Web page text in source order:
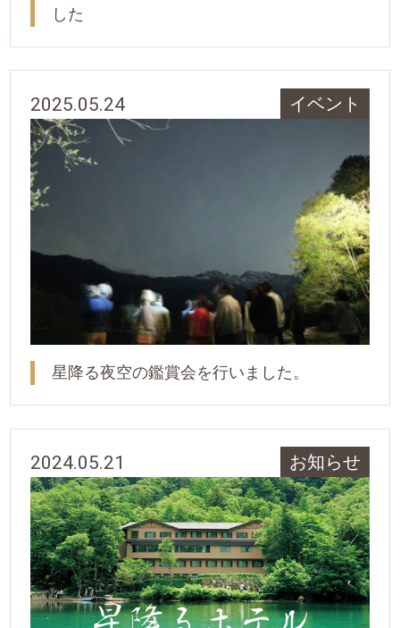
した
2025.05.24 イベント
星降る夜空の鑑賞会を行いました。
2024.05.21 お知らせ